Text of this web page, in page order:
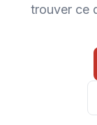
trouver ce